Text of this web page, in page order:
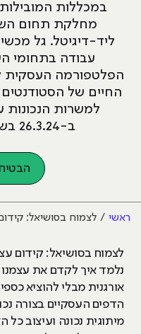
במכללות
מחלקת תחום
ליד-דיגיטל. גל
עבודה בתחומי
הפלטפורמה העסקית
החיים של הסטודנטים
למשרות
ב-26.3.24 בשעה 18:00 ב-Zoom
ראשי לצמוח בסושיאל:
לצמוח בסושיאל: קידום
נלמד איך לקדם את
אורגנית מבלי להוציא
הדפים העסקיים בצורה
מיתוגית נכונה ועיצוב